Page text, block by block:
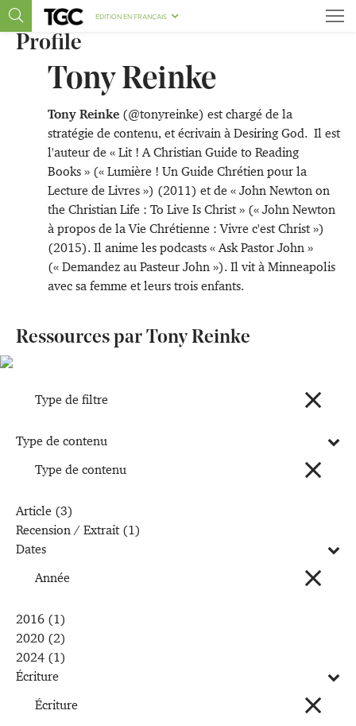
EDITION EN FRANÇAIS
Profile
Tony Reinke
Tony Reinke (@tonyreinke) est chargé de la
stratégie de contenu, et écrivain àDesiring God. Il est
l'auteur de «Lit ! A Christian Guide to Reading
Books» (« Lumière ! Un Guide Chrétien pour la
Lecture de Livres ») (2011) et de «John Newton on
the Christian Life : To Live Is Christ» (« John Newton
à propos de la Vie Chrétienne : Vivre c'est Christ »)
(2015). Il anime les podcasts «Ask Pastor John»
(« Demandez au Pasteur John »). Il vit à Minneapolis
avec sa femme et leurs trois enfants.
Ressources par Tony Reinke
Type de filtre
Type de contenu
Type de contenu
Article (3)
Recension / Extrait(1)
Dates
Année
2016 (1)
2020 (2)
2024 (1)
Écriture
Écriture